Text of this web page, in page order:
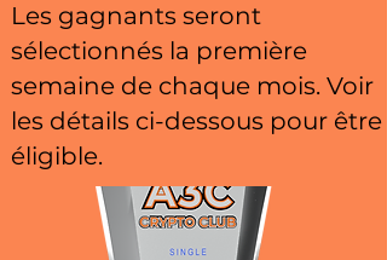
Les gagnants seront
sélectionnés la première
semaine de chaque mois. Voir
les détails ci-dessous pour être
éligible.